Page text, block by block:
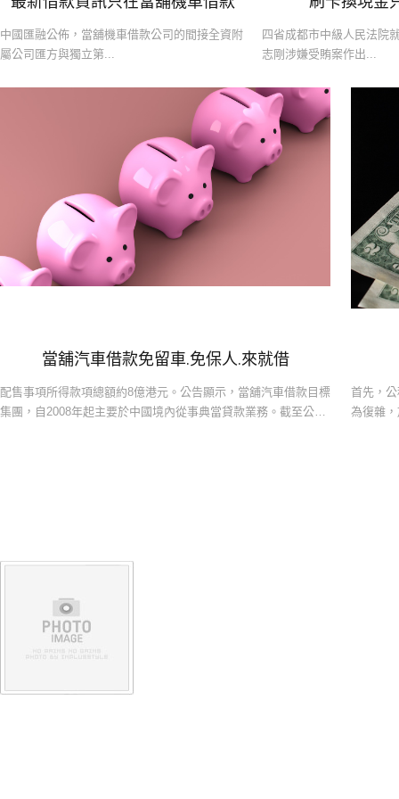
中國匯融公佈，當舖機車借款公司的間接全資附
屬公司匯方與獨立第...
四省成都市中級人民法院
志剛涉嫌受賄案作出...
當舖汽車借款免留車.免保人.來就借‎
配售事項所得款項總額約8億港元。公告顯示，當舖汽車借款目標
集團，自2008年起主要於中國境內從事典當貸款業務。截至公告
首先，
為復雜